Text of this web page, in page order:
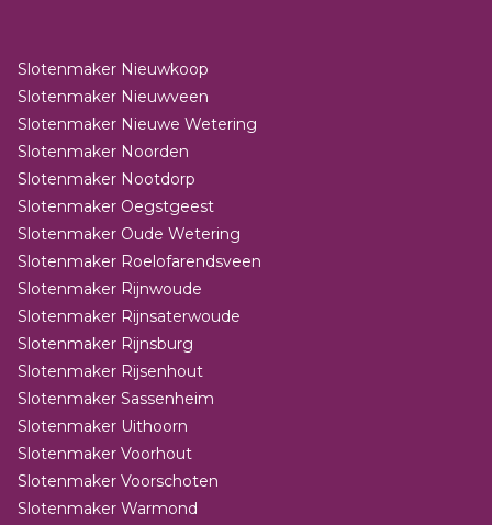
Slotenmaker Nieuwkoop
Slotenmaker Nieuwveen
Slotenmaker Nieuwe Wetering
Slotenmaker Noorden
Slotenmaker Nootdorp
Slotenmaker Oegstgeest
Slotenmaker Oude Wetering
Slotenmaker Roelofarendsveen
Slotenmaker Rijnwoude
Slotenmaker Rijnsaterwoude
Slotenmaker Rijnsburg
Slotenmaker Rijsenhout
Slotenmaker Sassenheim
Slotenmaker Uithoorn
Slotenmaker Voorhout
Slotenmaker Voorschoten
Slotenmaker Warmond